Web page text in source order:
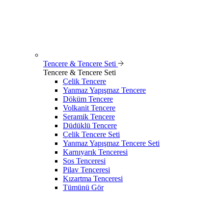
Tencere & Tencere Seti
Tencere & Tencere Seti
Çelik Tencere
Yanmaz Yapışmaz Tencere
Döküm Tencere
Volkanit Tencere
Seramik Tencere
Düdüklü Tencere
Çelik Tencere Seti
Yanmaz Yapışmaz Tencere Seti
Karnıyarık Tenceresi
Sos Tenceresi
Pilav Tenceresi
Kızartma Tenceresi
Tümünü Gör